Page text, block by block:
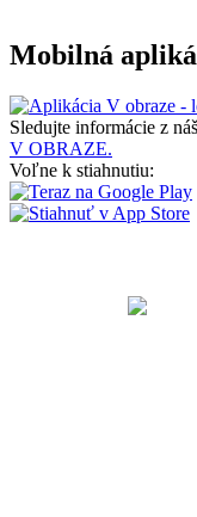
Mobilná
Sledujte informácie z
V OBRAZE.
Voľne k stiahnutiu: